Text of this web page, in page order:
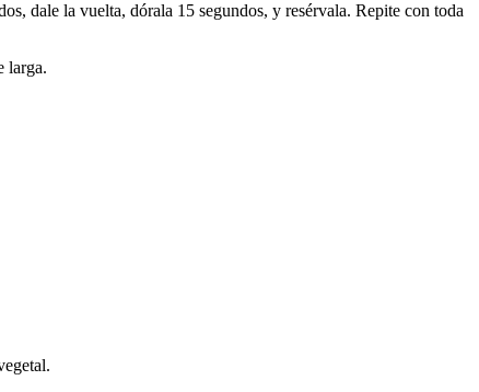
dale la vuelta, dórala 15 segundos, y resérvala. Repite con toda
larga.